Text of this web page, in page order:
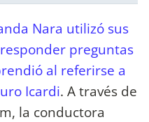
Nara utilizó sus
preguntas
al referirse a
Icardi. A través de
la conductora